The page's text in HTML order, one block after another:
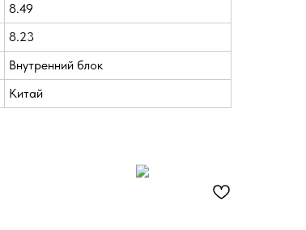
8.49
8.23
Внутренний блок
Китай